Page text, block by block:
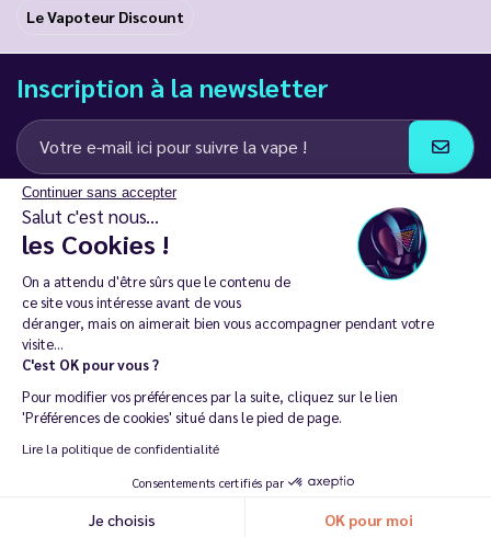
Continuer sans accepter
Salut c'est nous...
les Cookies !
On a attendu d'être sûrs que le contenu de
ce site vous intéresse avant de vous
déranger, mais on aimerait bien vous accompagner pendant votre
visite...
C'est OK pour vous ?
Pour modifier vos préférences par la suite, cliquez sur le lien
'Préférences de cookies' situé dans le pied de page.
Lire la politique de confidentialité
Consentements certifiés par
Je choisis OK pour moi
Le Vapoteur Discount
Inscription à la newsletter
J’accepte de recevoir des communications e-mail et SMS de la part de
LD Groupe
Restez en contact
La vente de cigarette électronique est interdite chez les moins de
18 ans. 🔞
Copyright © 2014 - 2026 Le Vapoteur Discount - Tous droits
Ne vapotez pas si vous ne fumez pas.